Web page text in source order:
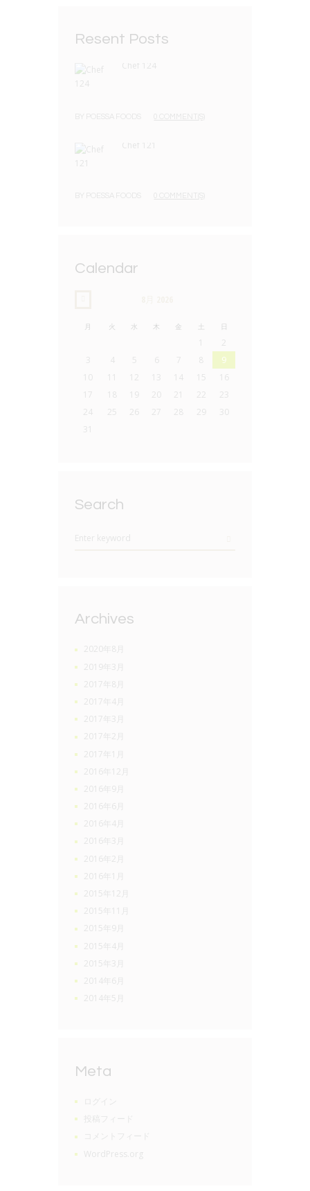
Resent Posts
Chef 124
Chef 121
Calendar
月 火 水 木 金 土 日
2
3
4 5 6 7
9
10
12 13 14 15
16
17
19 20 21 22
23
24
25 26 27 28 29
30
31
Search
Archives
2020年8月
2019年3月
2017年8月
2017年4月
2017年3月
2017年2月
2017年1月
2016年12月
2016年9月
2016年6月
2016年4月
2016年3月
2016年2月
2016年1月
2015年12月
2015年11月
2015年9月
2015年4月
2015年3月
2014年6月
2014年5月
Meta
投稿フィード
コメントフィード
WordPress.org